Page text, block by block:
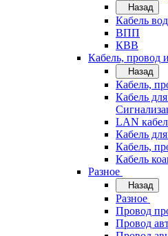
Назад
Кабель
ВПП
КВВ
Кабель, провод
Назад
Кабель,
Кабель
LAN
Кабель
Кабель,
Кабель
Разное
Назад
Разное
Провод
Провод